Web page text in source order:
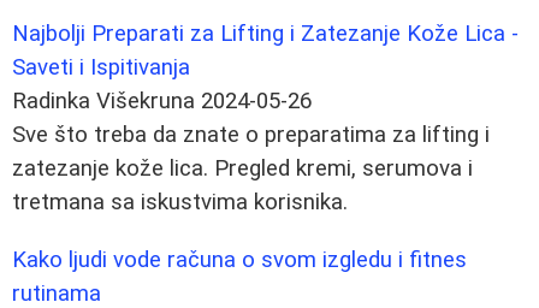
Najbolji Preparati za Lifting i Zatezanje Kože Lica -
Saveti i Ispitivanja
Radinka Višekruna 2024-05-26
Sve što treba da znate o preparatima za lifting i
zatezanje kože lica. Pregled kremi, serumova i
tretmana sa iskustvima korisnika.
Kako ljudi vode računa o svom izgledu i fitnes
rutinama